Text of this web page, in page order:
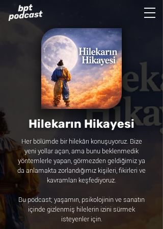
Hilekarın Hikayesi
Her bölümde bir hilekârı konuşuyoruz. Bize
yeni yollar açan, ama bunu beklenmedik
yöntemlerle yapan, görmezden geldiğimiz ya
da anlamakta zorlandığımız kişileri, fikirleri ve
kavramları keşfediyoruz.
Bu podcast; yaşamın, psikolojinin ve sanatın
içinde gizlenmiş hilelerin izini sürmek
isteyenler için.